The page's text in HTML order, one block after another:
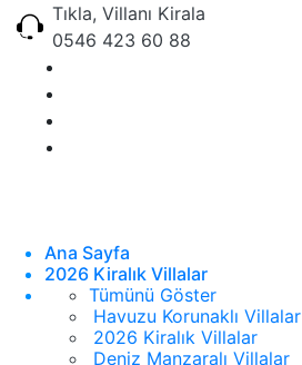
Tıkla, Villanı Kirala
0546 423 60 88
Ana Sayfa
2026 Kiralık Villalar
Tümünü Göster
Havuzu Korunaklı Villalar
2026 Kiralık Villalar
Deniz Manzaralı Villalar